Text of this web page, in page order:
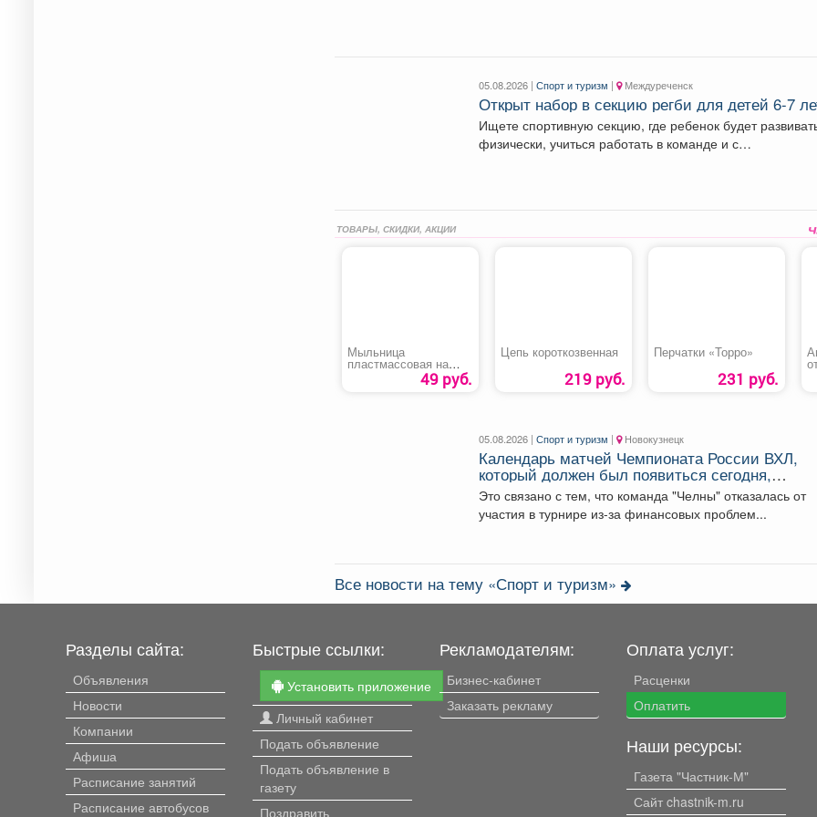
05.08.2026 |Спорт и туризм | Междуреченск
Открыт набор в секцию регби для детей 6-7
Ищете спортивную секцию, где ребенок будет
физически, учиться работать в команде и с
ТОВАРЫ, СКИДКИ, АКЦИИ
Мыльница
пластмассовая на
49 руб.
Цепь короткозвенная
219 руб.
Перчатки «Торро»
231 руб.
05.08.2026 |Спорт и туризм | Новокузнецк
Календарь матчей Чемпионата России ВХЛ,
который должен был появиться сегодня,
опубликуют позднее.
Это связано с тем, что команда "Челны" отказалась от
участия в турнире из-за финансовых проблем...
Все новости на тему «Спорт и туризм»
Разделы сайта:
Объявления
Новости
Компании
Афиша
Расписание занятий
Расписание автобусов
Быстрые ссылки:
Установить приложение
Личный кабинет
Подать объявление
Подать объявление в
газету
Поздравить
Рекламодателям:
Бизнес-кабинет
Заказать рекламу
Оплата услуг:
Расценки
Оплатить
Наши ресурсы:
Газета "Частник-М"
Сайт chastnik-m.ru